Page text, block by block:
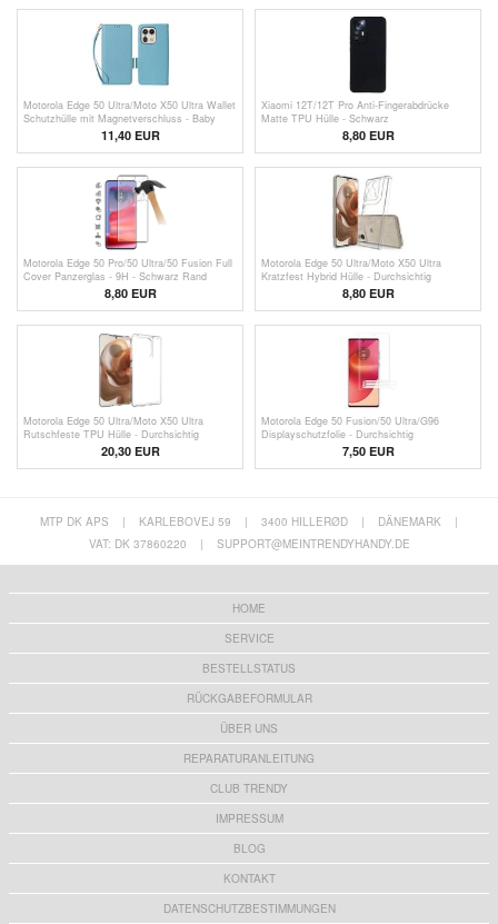
Motorola Edge 50 Ultra/Moto X50 Ultra Wallet
Schutzhülle mit Magnetverschluss - Baby
11,40 EUR
Xiaomi 12T/12T Pro Anti-Fingerabdrücke
Matte TPU Hülle - Schwarz
8,80 EUR
Motorola Edge 50 Pro/50 Ultra/50 Fusion Full
Cover Panzerglas - 9H - Schwarz Rand
8,80 EUR
Motorola Edge 50 Ultra/Moto X50 Ultra
Kratzfest Hybrid Hülle - Durchsichtig
8,80 EUR
Motorola Edge 50 Ultra/Moto X50 Ultra
Rutschfeste TPU Hülle - Durchsichtig
20,30 EUR
Motorola Edge 50 Fusion/50 Ultra/G96
Displayschutzfolie - Durchsichtig
7,50 EUR
MTP DK APS | KARLEBOVEJ 59 | 3400 HILLERØD | DÄNEMARK
|
VAT: DK 37860220
| SUPPORT@MEINTRENDYHANDY.DE
HOME
SERVICE
BESTELLSTATUS
RÜCKGABEFORMULAR
ÜBER UNS
REPARATURANLEITUNG
CLUB TRENDY
IMPRESSUM
BLOG
KONTAKT
DATENSCHUTZBESTIMMUNGEN